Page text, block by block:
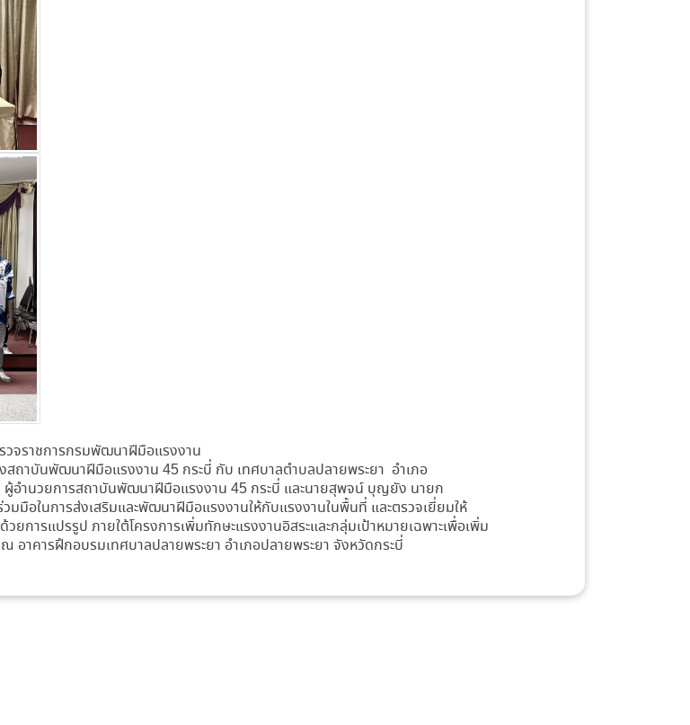
จราชการกรมพัฒนาฝีมือแรงงาน
ถาบันพัฒนาฝีมือแรงงาน 45 กระบี่ กับ เทศบาลตำบลปลายพระยา อำเภอ
ผู้อำนวยการสถาบันพัฒนาฝีมือแรงงาน 45 กระบี่ และนายสุพจน์ บุญยัง นายก
มือในการส่งเสริมและพัฒนาฝีมือแรงงานให้กับแรงงานในพื้นที่ และตรวจเยี่ยมให้
การแปรรูป ภายใต้โครงการเพิ่มทักษะแรงงานอิสระและกลุ่มเป้าหมายเฉพาะเพื่อเพิ่ม
อาคารฝึกอบรมเทศบาลปลายพระยา อำเภอปลายพระยา จังหวัดกระบี่